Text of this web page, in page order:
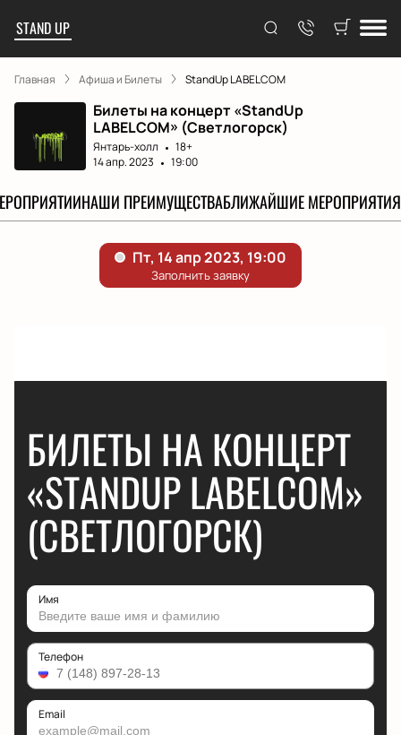
STAND UP
Главная Афиша и Билеты StandUp LABELCOM
Билеты на концерт «StandUp
LABELCOM» (Светлогорск)
Янтарь-холл
18+
14 апр. 2023
19:00
НАШИ ПРЕИМУЩЕСТВАБЛИЖАЙШИЕ МЕРОПРИЯТИЯ
БИЛЕТЫ НА КОНЦЕРТ
«STANDUP LABELCOM»
(СВЕТЛОГОРСК)
Имя
Телефон
Email